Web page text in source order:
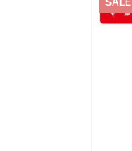
SALE